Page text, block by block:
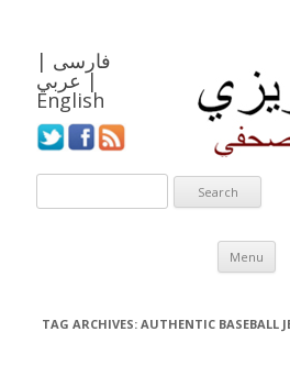
فارسی |
عربي |
English
Menu
TAG ARCHIVES: AUTHENTIC BASEBALL